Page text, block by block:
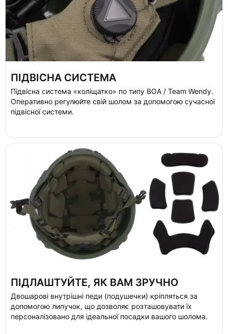
ПІДВІСНА СИСТЕМА
Підвісна система «коліщатко» по типу BOA / Team Wendy.
Оперативно регулюйте свій шолом за допомогою сучасної
підвісної системи.
ПІДЛАШТУЙТЕ, ЯК ВАМ ЗРУЧНО
Двошарові внутрішні педи (подушечки) кріпляться за
допомогою липучок, що дозволяє розташовувати їх
персоналізовано для ідеальної посадки вашого шолома.